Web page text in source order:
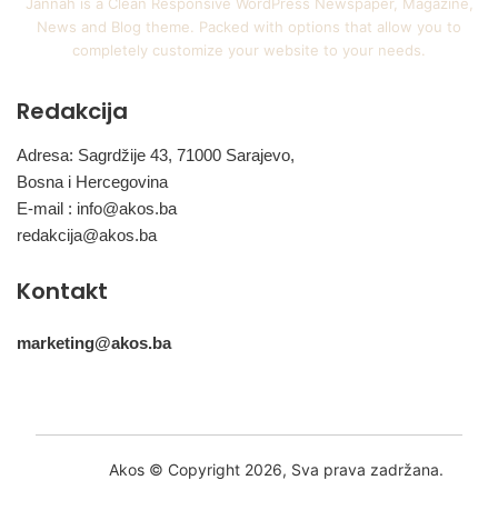
News and Blog theme. Packed with options that allow you to
completely customize your website to your needs.
Redakcija
Adresa: Sagrdžije 43, 71000 Sarajevo,
Bosna i Hercegovina
E-mail : info@akos.ba
redakcija@akos.ba
Kontakt
marketing@akos.ba
Akos © Copyright 2026, Sva prava zadržana.